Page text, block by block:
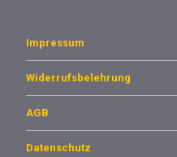
Impressum
Widerrufsbelehrung
AGB
Datenschutz